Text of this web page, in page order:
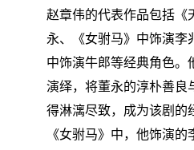
赵章伟的代表作品包括《
永、《女驸马》中饰演李
中饰演牛郎等经典角色。
演绎，将董永的淳朴善良
得淋漓尽致，成为该剧的
《女驸马》中，他饰演